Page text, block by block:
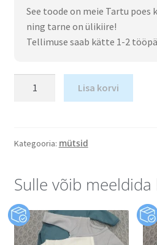
See toode on meie Tartu poes
ning tarne on ülikiire!
Tellimuse saab kätte 1-2
Lisa korvi
Kategooria: mütsid
Sulle võib